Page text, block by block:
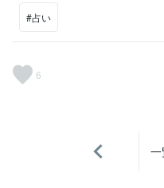
#占い
6
一